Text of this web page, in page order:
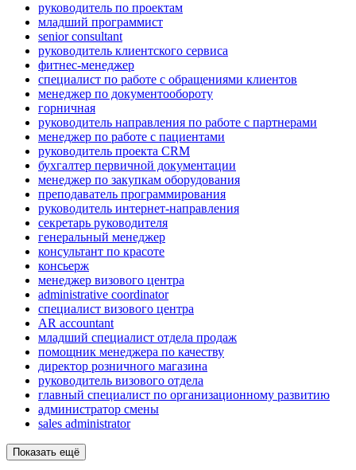
руководитель по проектам
младший программист
senior consultant
руководитель клиентского сервиса
фитнес-менеджер
специалист по работе с обращениями клиентов
менеджер по документообороту
горничная
руководитель направления по работе с партнерами
менеджер по работе с пациентами
руководитель проекта CRM
бухгалтер первичной документации
менеджер по закупкам оборудования
преподаватель программирования
руководитель интернет-направления
секретарь руководителя
генеральный менеджер
консультант по красоте
консьерж
менеджер визового центра
administrative coordinator
специалист визового центра
AR accountant
младший специалист отдела продаж
помощник менеджера по качеству
директор розничного магазина
руководитель визового отдела
главный специалист по организационному развитию
администратор смены
sales administrator
Показать ещё